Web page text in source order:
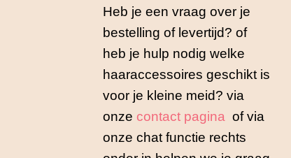
Heb je een vraag over je
bestelling of levertijd? of
heb je hulp nodig welke
haaraccessoires geschikt is
voor je kleine meid? via
onze contact pagina of via
onze chat functie rechts